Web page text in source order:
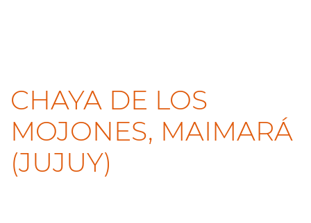
CHAYA DE LOS
MOJONES, MAIMARÁ
(JUJUY)